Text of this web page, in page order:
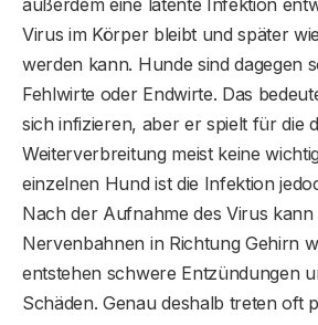
außerdem eine latente Infektion
Virus im Körper bleibt und später
werden kann. Hunde sind dagegen
Fehlwirte oder Endwirte. Das
sich infizieren, aber er spielt für die
Weiterverbreitung meist keine
einzelnen Hund ist die Infektion
Nach der Aufnahme des Virus
Nervenbahnen in Richtung Gehirn
entstehen schwere Entzündungen
Schäden. Genau deshalb treten oft